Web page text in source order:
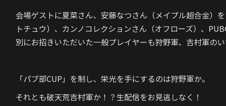
会場ゲストに夏菜さん、安藤なつさん（メイプル超合金）
トチュウ）、カンノコレクションさん（オフローズ）、
別にお招きいただいた一般プレイヤーも狩野軍、吉村軍の
「パブ部CUP」を制し、栄光を手にするのは狩野軍か。
それとも破天荒吉村軍か！？生配信をお見逃しなく！